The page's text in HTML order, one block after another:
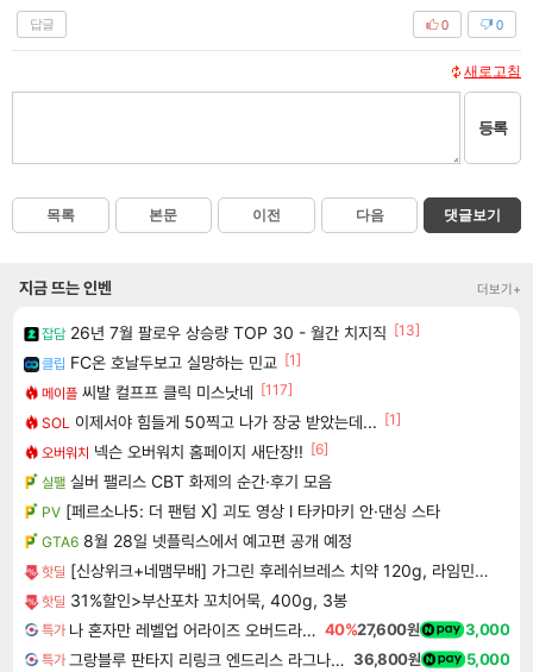
답글 0
0
새로고침
등록
목록 본문 이전 다음 댓글보기
지금 뜨는 인벤 더보기+
잡담 26년 7월 팔로우 상승량 TOP 30 - 월간 치지직 [13]
클립 FC온 호날두보고 실망하는 민교 [1]
메이플 씨발 컬프프 클릭 미스낫네 [117]
SOL 이제서야 힘들게 50찍고 나가 장궁 받았는데... [1]
오버워치 넥슨 오버워치 홈페이지 새단장!! [6]
실팰 실버 팰리스 CBT 화제의 순간·후기 모음
PV [페르소나5: 더 팬텀 X] 괴도 영상 l 타카마키 안·댄싱 스타
GTA6 8월 28일 넷플릭스에서 예고편 공개 예정
핫딜 [신상위크+네맴무배] 가그린 후레쉬브레스 치약 120g, 라임민트향, 5개
핫딜 31%할인>부산포차 꼬치어묵, 400g, 3봉
특가 나 혼자만 레벨업 어라이즈 오버드라이브 Solo Leveling Arise 40%27,600원 3,000
특가 그랑블루 판타지 리링크 엔드리스 라그나로크 업그레이드 킷 Granblue Fantasy Relink Endless Ragnarok Upgrade Kit DLC 36,800원 5,000